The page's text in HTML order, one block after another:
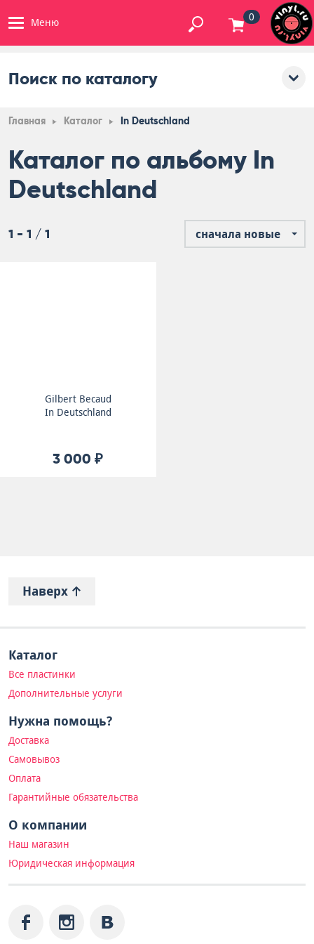
Меню 0
Поиск по каталогу
Главная Каталог In Deutschland
Каталог по альбому In
Deutschland
1 - 1 / 1 сначала новые
Gilbert Becaud
In Deutschland
3 000 ₽
Наверх
Каталог
Все пластинки
Дополнительные услуги
Нужна помощь?
Доставка
Самовывоз
Оплата
Гарантийные обязательства
О компании
Наш магазин
Юридическая информация